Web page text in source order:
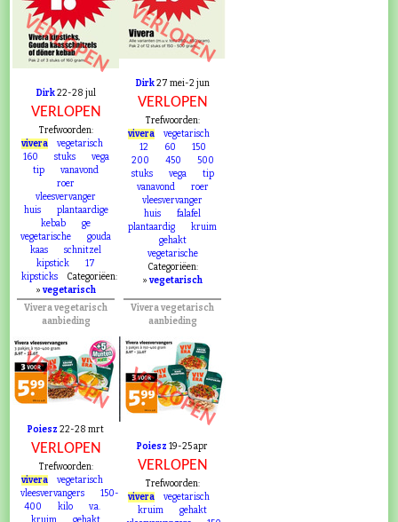
VERLOPEN
Dirk22-28 jul
VERLOPEN
Trefwoorden:
vivera
vegetarisch
160
stuks
vega
tip
vanavond
roer
vleesvervanger
huis
plantaardige
kebab
ge
vegetarische
gouda
kaas
schnitzel
kipstick
17
kipsticks
Categoriëen:
»vegetarisch
VERLOPEN
Dirk27 mei-2 jun
VERLOPEN
Trefwoorden:
vivera
vegetarisch
12
60
150
200
450
500
stuks
vega
tip
vanavond
roer
vleesvervanger
huis
falafel
plantaardig
kruim
gehakt
vegetarische
Categoriëen:
»vegetarisch
Vivera vegetarisch
aanbieding
VERLOPEN
Poiesz 22-28 mrt
VERLOPEN
Trefwoorden:
vivera
vegetarisch
vleesvervangers
150-
400
kilo
v.a.
Vivera vegetarisch
aanbieding
VERLOPEN
Poiesz 19-25 apr
VERLOPEN
Trefwoorden:
vivera
vegetarisch
kruim
gehakt